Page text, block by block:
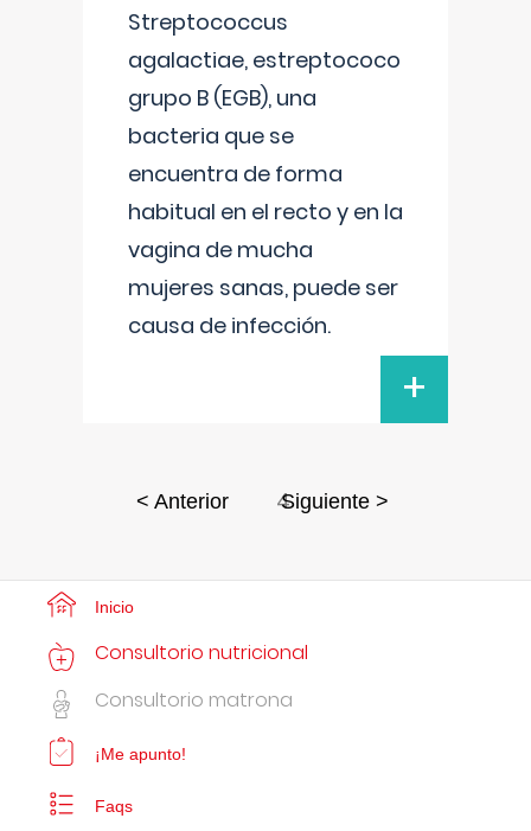
Streptococcus
agalactiae, estreptococo
grupo B (EGB), una
bacteria que se
encuentra de forma
habitual en el recto y en la
vagina de mucha
mujeres sanas, puede ser
causa de infección.
+
< Anterior 4
Siguiente >
Inicio
Consultorio nutricional
Consultorio matrona
¡Me apunto!
Faqs